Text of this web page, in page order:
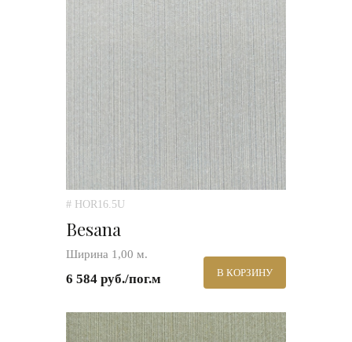
# HOR16.5U
Besana
Ширина 1,00 м.
6 584 руб./пог.м В КОРЗИНУ